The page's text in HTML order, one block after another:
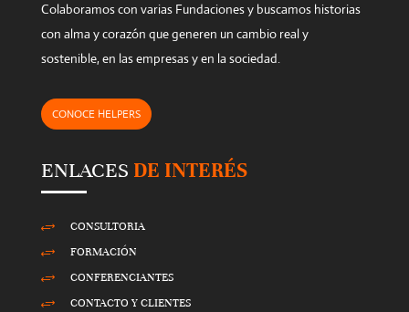
Colaboramos con varias Fundaciones y buscamos historias
con alma y corazón que generen un cambio real y
sostenible, en las empresas y en la sociedad.
CONOCE HELPERS
ENLACES DE INTERÉS
+ CONSULTORIA
+ FORMACIÓN
+ CONFERENCIANTES
+ CONTACTO Y CLIENTES